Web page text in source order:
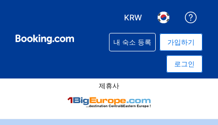
KRW
내 숙소 등록 가입하기
로그인
제휴사